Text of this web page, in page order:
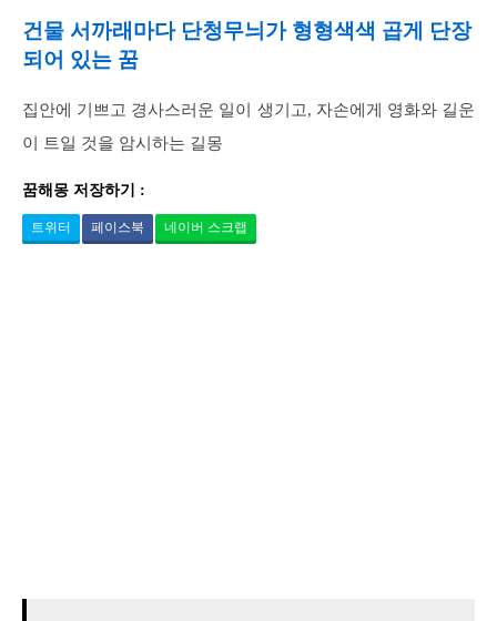
건물 서까래마다 단청무늬가 형형색색 곱게 단장
되어 있는 꿈
집안에 기쁘고 경사스러운 일이 생기고, 자손에게 영화와 길운
이 트일 것을 암시하는 길몽
꿈해몽 저장하기 :
트위터 페이스북 네이버 스크랩